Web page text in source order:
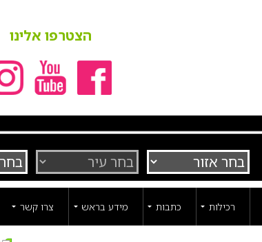
הצטרפו אלינו
רכילות כתבות מידע בראש צרו קשר